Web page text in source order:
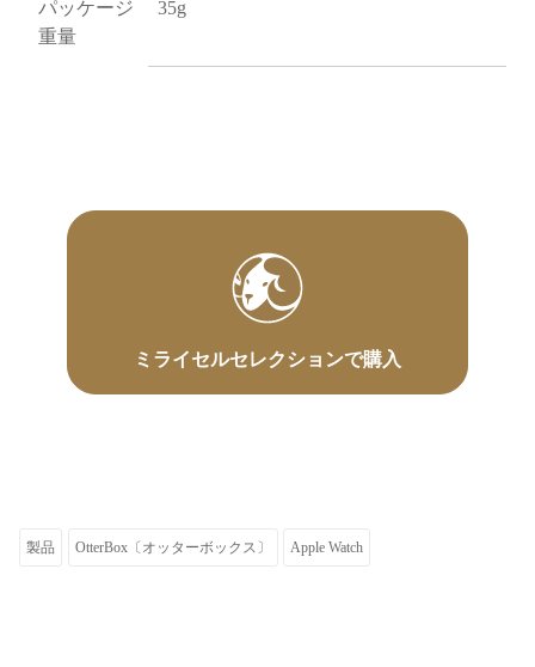
パッケージ
重量
35g
ミライセルセレクションで購入
製品 OtterBox〔オッターボックス〕 Apple Watch